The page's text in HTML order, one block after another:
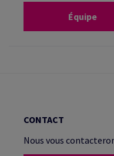
Équipe
CONTACT
Nous vous